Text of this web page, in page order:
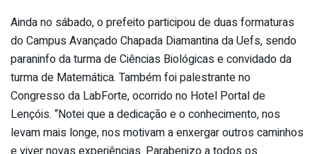
Ainda no sábado, o prefeito participou de duas formaturas
do Campus Avançado Chapada Diamantina da Uefs, sendo
paraninfo da turma de Ciências Biológicas e convidado da
turma de Matemática. Também foi palestrante no
Congresso da LabForte, ocorrido no Hotel Portal de
Lençóis. “Notei que a dedicação e o conhecimento, nos
levam mais longe, nos motivam a enxergar outros caminhos